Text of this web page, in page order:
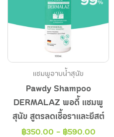
แชมพูอาบน้ำสุนัข
Pawdy Shampoo
DERMALAZ พอดี้ แชมพู
สุนัข สูตรลดเชื้อราและยีสต์
฿350.00 - ฿590.00